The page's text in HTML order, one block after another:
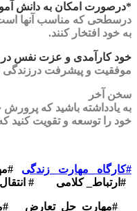
*درصورت امکان به دانش
درسطحی که مناسب آنها است
به خود افتخار کنند.
خود کارآمدی و عزت نفس در
موفقیت و پیشرفت درزندگی
سخن آخر
به یادداشته باشید که
خود را توسعه و تقویت
#کارگاه _مهارت _زندگی
#ارتباط_ کلامی #
#مهارت_حل_تعارض